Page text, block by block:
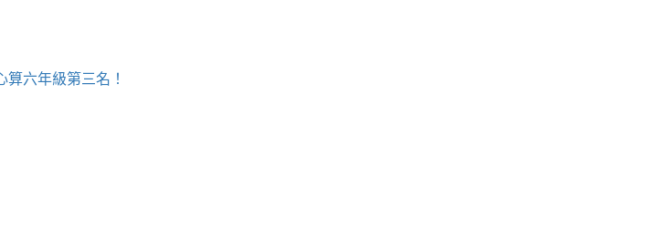
六年級第三名！